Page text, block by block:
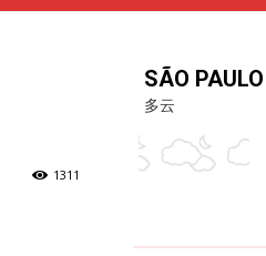
1311
SÃO PAULO
多云